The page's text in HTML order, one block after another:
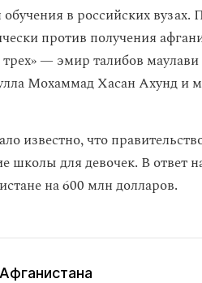
обучения в российских
против получения
трех» — эмир талибов
Мохаммад Хасан Ахунд
известно, что
школы для девочек. В ответ
на 600 млн долларов.